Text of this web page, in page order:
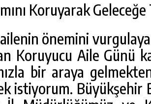
Koruyarak Geleceğe
önemini
Koruyucu Aile Günü
bir araya
istiyorum. Büyükşehir